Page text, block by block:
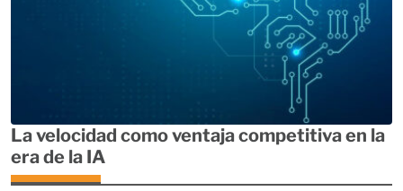
La velocidad como ventaja competitiva en la
era de la IA